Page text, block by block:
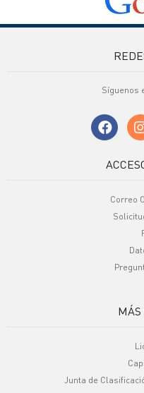
Síguenos
Correo
MÁS
Junta de